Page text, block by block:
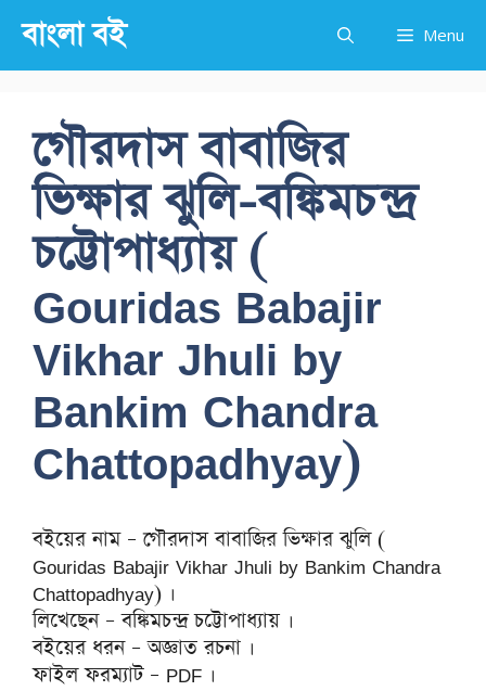
content
বাংলা বই Menu
গৌরদাস বাবাজির
ভিক্ষার ঝুলি-বঙ্কিমচন্দ্র
চট্টোপাধ্যায় (
Gouridas Babajir
Vikhar Jhuli by
Bankim Chandra
Chattopadhyay)
বইয়ের নাম – গৌরদাস বাবাজির ভিক্ষার ঝুলি (
Gouridas Babajir Vikhar Jhuli by Bankim Chandra
Chattopadhyay) ।
লিখেছেন – বঙ্কিমচন্দ্র চট্টোপাধ্যায় ।
বইয়ের ধরন – অজ্ঞাত রচনা ।
ফাইল ফরম্যাট – PDF ।